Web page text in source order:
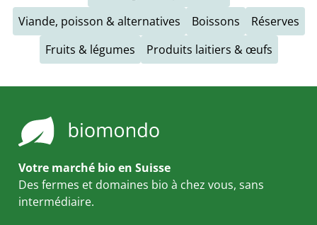
Viande, poisson & alternatives
Boissons
Réserves
Fruits & légumes
Produits laitiers & œufs
Votre marché bio en Suisse
Des fermes et domaines bio à chez vous, sans
intermédiaire.